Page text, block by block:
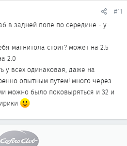
#11
в задней поле по середине - у
магнитола стоит? может на 2.5
2.0
у всех одинаковая, даже на
опытным путем! много через
можно было поковыряться и 32 и